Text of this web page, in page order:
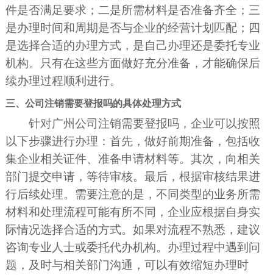
件是否满足要求；二是所需材料是否准备齐全；三
是办理时间和周期是否与企业的经营计划匹配；四
是选择合适的办理方式，是自己办理还是委托专业
机构。只有在这些方面做好充分准备，才能确保后
续办理过程顺利进行。
三、公司注销需要登报吗的具体处理方式
针对广州公司注销需要登报吗，企业可以按照
以下步骤进行办理：首先，做好前期准备，包括收
集企业相关证件、准备申请材料等。其次，向相关
部门提交申请，等待审核。最后，根据审核结果进
行后续处理。需要注意的是，不同类型的业务所需
材料和处理流程可能有所不同，企业应根据自身实
际情况选择合适的方式。如果对流程不熟悉，建议
咨询专业人士或委托代办机构。办理过程中遇到问
题，及时与相关部门沟通，可以有效缩短办理时